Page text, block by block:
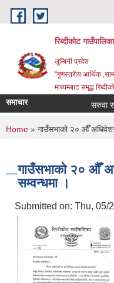
Skip to main content
रिब्दीकोट गाउँपालिका
लुम्बिनी प्रदेश
"गुणस्तरीय आर्थिक
माध्यमबाट समृद्ध
समाचार सरुवा
You are here
Home » गाउँसभाको २० ‌‌औँ
गाउँसभाको २० ‌‌औँ
सम्वन्धमा ।
Submitted on: Thu, 05/